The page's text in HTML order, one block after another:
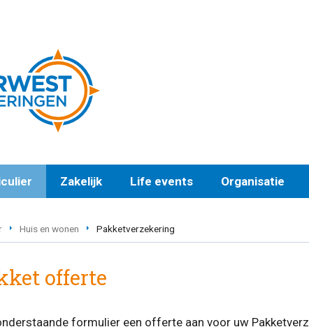
Zakelijk Life events Organisatie
Huis en wonen Pakketverzekering
offerte
formulier een offerte aan voor uw